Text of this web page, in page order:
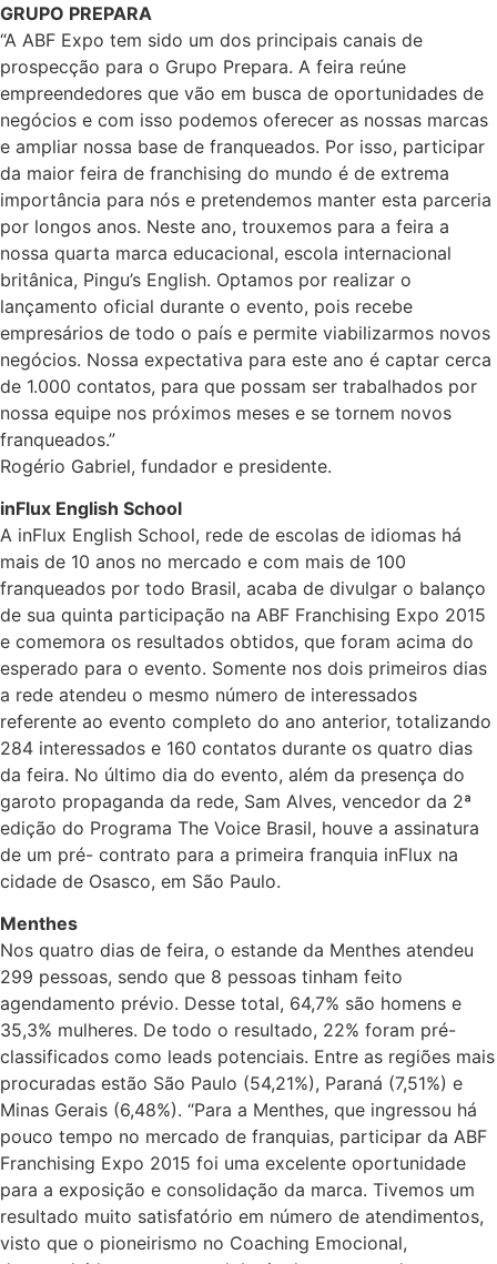
GRUPO PREPARA
“A ABF Expo tem sido um dos principais canais de
prospecção para o Grupo Prepara. A feira reúne
empreendedores que vão em busca de oportunidades de
negócios e com isso podemos oferecer as nossas marcas
e ampliar nossa base de franqueados. Por isso, participar
da maior feira de franchising do mundo é de extrema
importância para nós e pretendemos manter esta parceria
por longos anos. Neste ano, trouxemos para a feira a
nossa quarta marca educacional, escola internacional
britânica, Pingu’s English. Optamos por realizar o
lançamento oficial durante o evento, pois recebe
empresários de todo o país e permite viabilizarmos novos
negócios. Nossa expectativa para este ano é captar cerca
de 1.000 contatos, para que possam ser trabalhados por
nossa equipe nos próximos meses e se tornem novos
franqueados.”
Rogério Gabriel, fundador e presidente.
inFlux English School
A inFlux English School, rede de escolas de idiomas há
mais de 10 anos no mercado e com mais de 100
franqueados por todo Brasil, acaba de divulgar o balanço
de sua quinta participação na ABF Franchising Expo 2015
e comemora os resultados obtidos, que foram acima do
esperado para o evento. Somente nos dois primeiros dias
a rede atendeu o mesmo número de interessados
referente ao evento completo do ano anterior, totalizando
284 interessados e 160 contatos durante os quatro dias
da feira. No último dia do evento, além da presença do
garoto propaganda da rede, Sam Alves, vencedor da 2ª
edição do Programa The Voice Brasil, houve a assinatura
de um pré- contrato para a primeira franquia inFlux na
cidade de Osasco, em São Paulo.
Menthes
Nos quatro dias de feira, o estande da Menthes atendeu
299 pessoas, sendo que 8 pessoas tinham feito
agendamento prévio. Desse total, 64,7% são homens e
35,3% mulheres. De todo o resultado, 22% foram pré-
classificados como leads potenciais. Entre as regiões mais
procuradas estão São Paulo (54,21%), Paraná (7,51%) e
Minas Gerais (6,48%). “Para a Menthes, que ingressou há
pouco tempo no mercado de franquias, participar da ABF
Franchising Expo 2015 foi uma excelente oportunidade
para a exposição e consolidação da marca. Tivemos um
resultado muito satisfatório em número de atendimentos,
visto que o pioneirismo no Coaching Emocional,